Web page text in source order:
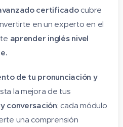
certificadocubre
en un experto en el
aprender inglés nivel
de tu pronunciación y
la mejora de tus
conversación; cada módulo
una comprensión